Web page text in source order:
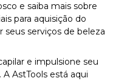
e saiba mais sobre
para aquisição do
seus serviços de beleza
e impulsione seu
AstTools está aqui